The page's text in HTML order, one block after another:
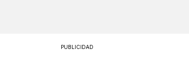
PUBLICIDAD